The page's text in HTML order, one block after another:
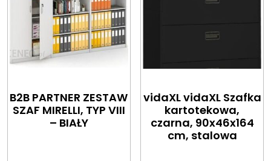
B2B PARTNER ZESTAW
SZAF MIRELLI, TYP VIII
– BIAŁY
vidaXL vidaXL Szafka
kartotekowa,
czarna, 90x46x164
cm, stalowa